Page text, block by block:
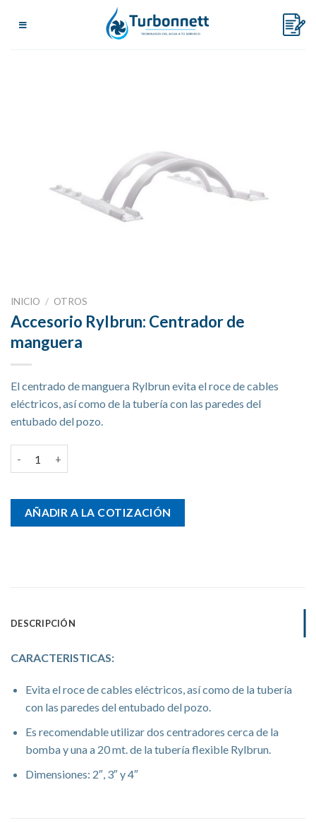
INICIO / OTROS
Accesorio Rylbrun: Centrador de
manguera
El centrado de manguera Rylbrun evita el roce de cables
eléctricos, así como de la tubería con las paredes del
entubado del pozo.
AÑADIR A LA COTIZACIÓN
DESCRIPCIÓN
CARACTERISTICAS:
Evita el roce de cables eléctricos, así como de la tubería
con las paredes del entubado del pozo.
Es recomendable utilizar dos centradores cerca de la
bomba y una a 20 mt. de la tubería flexible Rylbrun.
Dimensiones: 2″, 3″ y 4″